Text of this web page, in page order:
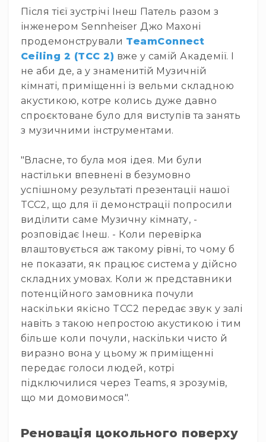
Аксесуари
і
комплектуючі
Гарнітури
Для
трансляцій
і
Для
блогерів
Для
домашньої
IP
телефонії
Для
офісів
та
центрів
Аксесуари
і
комплектуючі
Рішення
для
трансляцій
звуку
Готові
комплекти
для
нарад
Після тієї зустрічі Інеш Патель разом з
інженером Sennheiser Джо Махоні
продемонстрували TeamConnect
Ceiling 2 (TCC 2) вже у самій Академії. І
не аби де, а у знаменитій Музичній
кімнаті, приміщенні із вельми складною
акустикою, котре колись дуже давно
спроєктоване було для виступів та занять
з музичними інструментами.
"Власне, то була моя ідея. Ми були
настільки впевнені в безумовно
успішному результаті презентації нашої
TCC2, що для її демонстрації попросили
виділити саме Музичну кімнату, -
розповідає Інеш. - Коли перевірка
влаштовується аж такому рівні, то чому б
не показати, як працює система у дійсно
складних умовах. Коли ж представники
потенційного замовника почули
наскільки якісно TCC2 передає звук у залі
навіть з такою непростою акустикою і тим
більше коли почули, наскільки чисто й
виразно вона у цьому ж приміщенні
передає голоси людей, котрі
підключилися через Teams, я зрозумів,
що ми домовимося".
Реновація цокольного поверху